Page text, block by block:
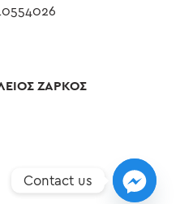
ΖΑΡΚΟΣ
Contact us